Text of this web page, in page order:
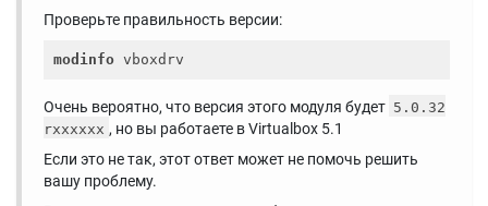
Проверьте правильность версии:
modinfo
Очень вероятно, что версия этого модуля будет 5.0.32
rxxxxxx , но вы работаете в Virtualbox 5.1
Если это не так, этот ответ может не помочь решить
вашу проблему.